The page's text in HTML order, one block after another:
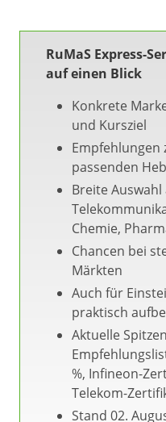
RuMaS Express-
auf einen Blick
Konkrete
und Kursziel
Empfehlungen
passenden
Breite
Chemie,
Chancen bei
Märkten
Auch für
praktisch
Aktuelle
%, Infineon-
Telekom-
Stand 02.